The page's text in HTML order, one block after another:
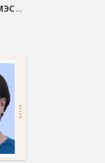
НҮҮРНИЙ ХЭЛБЭР ЗАСАХ ЯСНЫ МЭС ЗАСАЛ